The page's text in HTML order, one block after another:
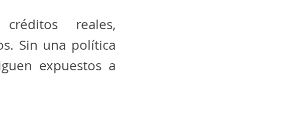
reales,
Sin una política
expuestos a